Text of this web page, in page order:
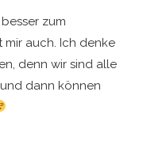
zum
auch. Ich denke
denn wir sind alle
dann können